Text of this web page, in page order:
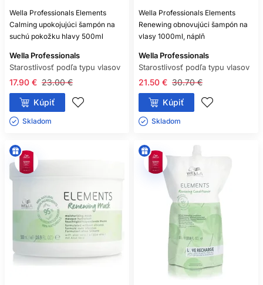
Wella Professionals Elements
Calming upokojujúci šampón na
suchú pokožku hlavy 500ml
Wella Professionals
Starostlivosť podľa typu vlasov
23.00 €
17.90 €
Kúpiť
Skladom ㅤ
Wella Professionals Elements
Renewing obnovujúci šampón na
vlasy 1000ml, náplň
Wella Professionals
Starostlivosť podľa typu vlasov
30.70 €
21.50 €
Kúpiť
Skladom ㅤ